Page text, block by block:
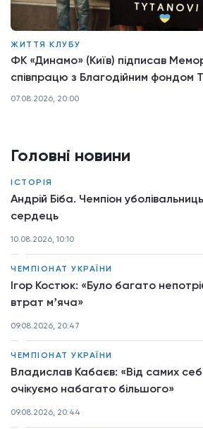
Головні новини
ІСТОРІЯ
Андрій Біба. Чемпіон
сердець
10.08.2026, 10:10
ЧЕМПІОНАТ УКРАЇНИ
Ігор Костюк: «Було багато
втрат мʼяча»
09.08.2026, 20:47
ЧЕМПІОНАТ УКРАЇНИ
Владислав Кабаєв: «Від самих
очікуємо набагато більшого»
09.08.2026, 20:44
ЖИТТЯ КЛУБУ
ФК «Динамо» (Київ) підписав
співпрацю з Благодійним фондом
07.08.2026, 20:00